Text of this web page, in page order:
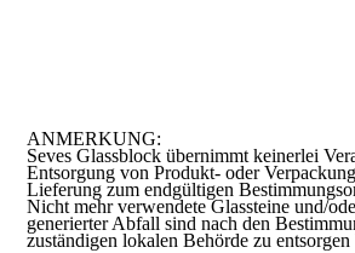
ANMERKUNG:
Seves Glassblock übernimmt keinerlei
Entsorgung von Produkt- oder
Lieferung zum endgültigen
Nicht mehr verwendete Glassteine und/
generierter Abfall sind nach den
zuständigen lokalen Behörde zu